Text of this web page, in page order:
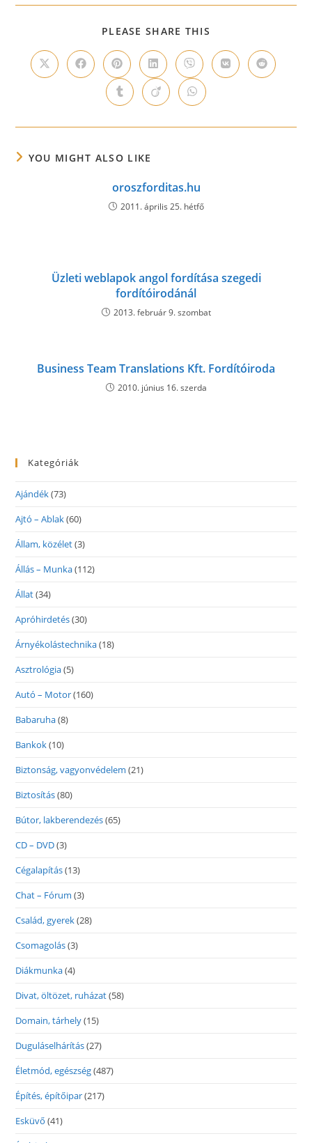
PLEASE SHARE THIS
CONTENT
Opens
in
Opens
in
window
Opens
in
a
new
window
Opens
in
a
new
window
Opens
in
a
new
window
Opens
in
Opens
in
Opens
in
new
Opens
in
new
Opens
in
new
YOU MIGHT ALSO LIKE
oroszforditas.hu
2011. április 25. hétfő
Üzleti weblapok angol fordítása szegedi
fordítóirodánál
2013. február 9. szombat
Business Team Translations Kft. Fordítóiroda
2010. június 16. szerda
Kategóriák
Ajándék(73)
Ajtó – Ablak(60)
Állam, közélet(3)
Állás – Munka(112)
Állat(34)
Apróhirdetés(30)
Árnyékolástechnika(18)
Asztrológia(5)
Autó – Motor(160)
Babaruha(8)
Bankok(10)
Biztonság, vagyonvédelem (21)
Biztosítás(80)
Bútor, lakberendezés(65)
CD – DVD(3)
Cégalapítás(13)
Chat – Fórum (3)
Család, gyerek(28)
Csomagolás(3)
Diákmunka(4)
Divat, öltözet, ruházat(58)
Domain, tárhely(15)
Duguláselhárítás(27)
Életmód, egészség(487)
Építés, építőipar(217)
Esküvő (41)